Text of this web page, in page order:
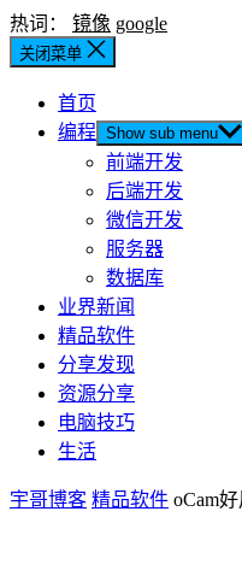
热词： 镜像 google
关闭菜单
首页
编程 Show sub menu
前端开发
后端开发
微信开发
服务器
数据库
业界新闻
精品软件
分享发现
资源分享
电脑技巧
生活
宇哥博客 精品软件 oCam